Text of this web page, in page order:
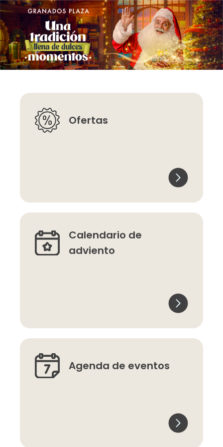
Ofertas
Calendario de
adviento
Agenda de eventos